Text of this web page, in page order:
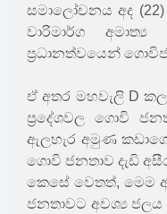
සමාලෝචනය අද
වාරිමාර්ග
ප්‍රධානත්වයෙන්
ඒ අතර මහවැලි D
ප්‍රදේශවල ගොවි
ඇලහැර අමුණ
ගොවි ජනතාව දැඩි
කෙසේ වෙතත්, මෙම
ජනතාවට අවශ්‍ය ජලය